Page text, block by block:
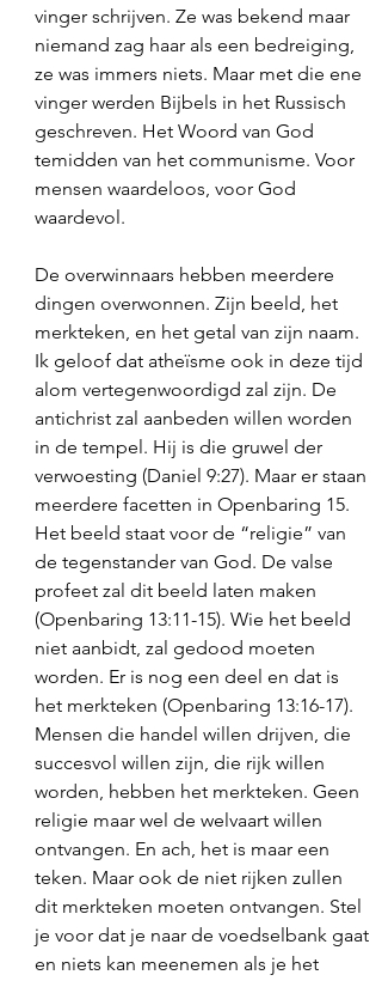
vinger schrijven. Ze was bekend maar
niemand zag haar als een bedreiging,
ze was immers niets. Maar met die ene
vinger werden Bijbels in het Russisch
geschreven. Het Woord van God
temidden van het communisme. Voor
mensen waardeloos, voor God
waardevol.
De overwinnaars hebben meerdere
dingen overwonnen. Zijn beeld, het
merkteken, en het getal van zijn naam.
Ik geloof dat atheïsme ook in deze tijd
alom vertegenwoordigd zal zijn. De
antichrist zal aanbeden willen worden
in de tempel. Hij is die gruwel der
verwoesting (Daniel 9:27). Maar er staan
meerdere facetten in Openbaring 15.
Het beeld staat voor de “religie” van
de tegenstander van God. De valse
profeet zal dit beeld laten maken
(Openbaring 13:11-15). Wie het beeld
niet aanbidt, zal gedood moeten
worden. Er is nog een deel en dat is
het merkteken (Openbaring 13:16-17).
Mensen die handel willen drijven, die
succesvol willen zijn, die rijk willen
worden, hebben het merkteken. Geen
religie maar wel de welvaart willen
ontvangen. En ach, het is maar een
teken. Maar ook de niet rijken zullen
dit merkteken moeten ontvangen. Stel
je voor dat je naar de voedselbank gaat
en niets kan meenemen als je het